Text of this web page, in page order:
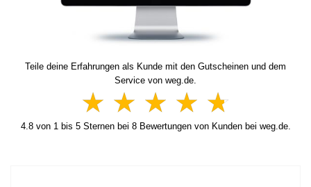
Teile deine Erfahrungen als Kunde mit den Gutscheinen und dem
Service von weg.de.
4.8von 1bis 5Sternen bei 8Bewertungen von Kunden bei weg.de.